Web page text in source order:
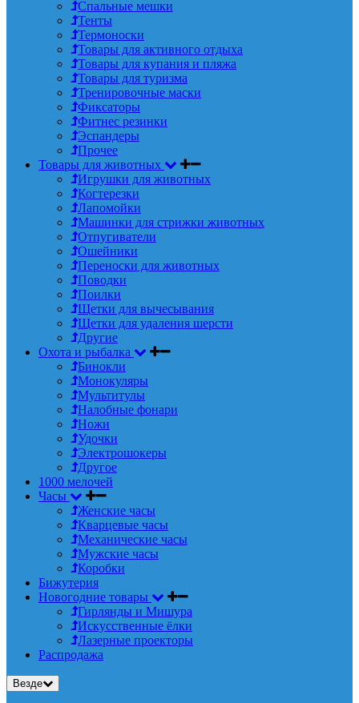
Спальные мешки
Тенты
Термоноски
Товары для активного отдыха
Товары для купания и пляжа
Товары для туризма
Тренировочные маски
Фиксаторы
Фитнес резинки
Эспандеры
Прочее
Товары для животных
Игрушки для животных
Когтерезки
Лапомойки
Машинки для стрижки животных
Отпугиватели
Ошейники
Переноски для животных
Поводки
Поилки
Щетки для вычесывания
Щетки для удаления шерсти
Другие
Охота и рыбалка
Бинокли
Монокуляры
Мультитулы
Налобные фонари
Ножи
Удочки
Электрошокеры
Другое
1000 мелочей
Часы
Женские часы
Кварцевые часы
Механические часы
Мужские часы
Коробки
Бижутерия
Новогодние товары
Гирлянды и Мишура
Искусственные ёлки
Лазерные проекторы
Распродажа
Везде